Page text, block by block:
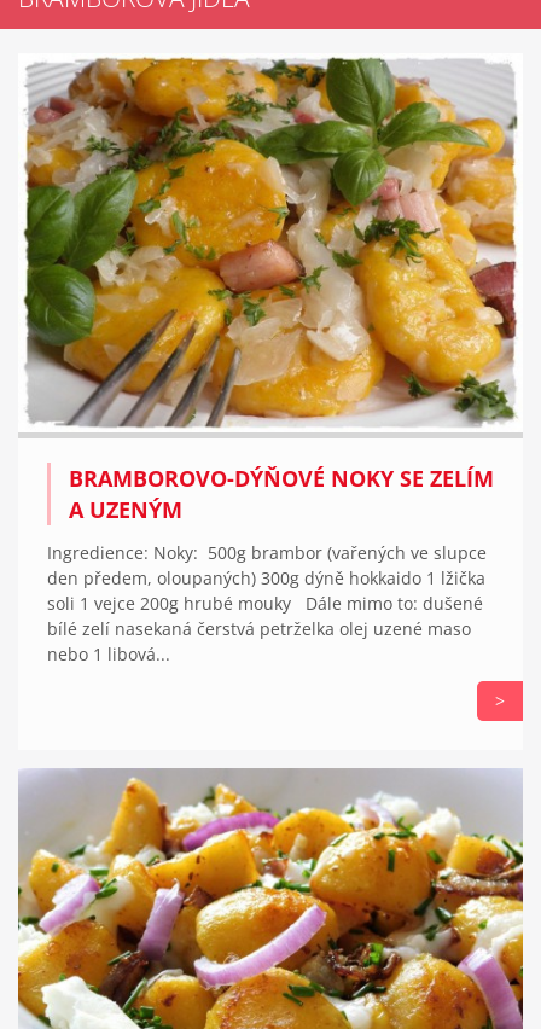
BRAMBOROVO-DÝŇOVÉ NOKY SE ZELÍM
A UZENÝM
Ingredience: Noky: 500g brambor (vařených ve slupce
den předem, oloupaných) 300g dýně hokkaido 1 lžička
soli 1 vejce 200g hrubé mouky Dále mimo to: dušené
bílé zelí nasekaná čerstvá petrželka olej uzené maso
nebo 1 libová...
>